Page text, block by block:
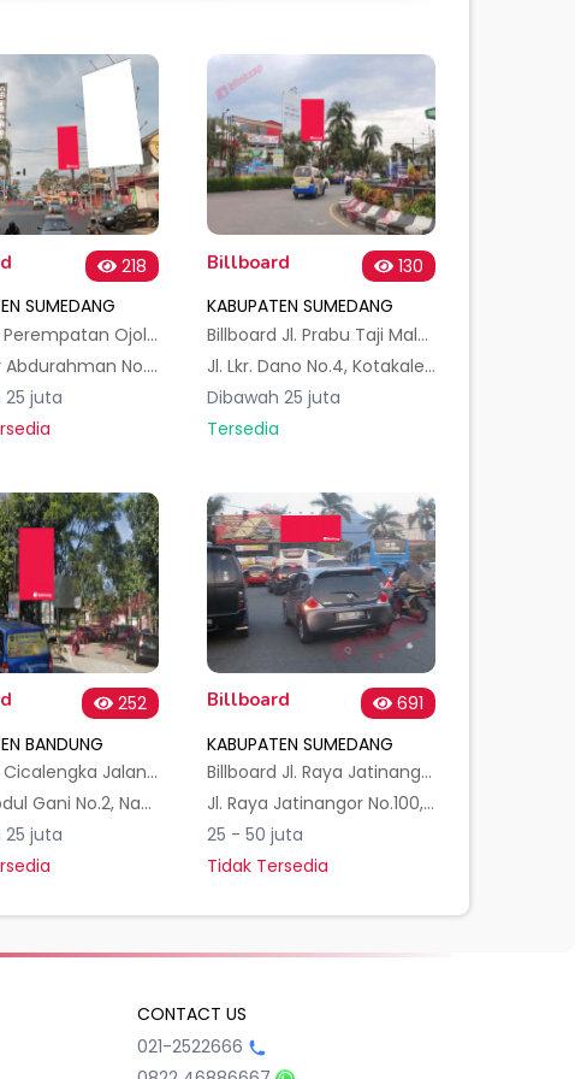
218
SUMEDANG
Billboard Perempatan Ojolali Sumedang
Jl. Mayor Abdurahman No.147, Kotakaler, Kec. Sumedang Utara, Kabupaten Sumedang, Jawa Barat 45621, Indonesia
25 juta
Billboard
130
KABUPATEN SUMEDANG
Billboard Jl. Prabu Taji Malela, Kec. Sumedang Utara, Kabupaten Sumedang 1mk
Jl. Lkr. Dano No.4, Kotakaler, Kec. Sumedang Utara, Kabupaten Sumedang, Jawa Barat 45621, Indonesia
Dibawah 25 juta
Tersedia
252
BANDUNG
Billboard Cicalengka Jalan Nasional
Gg. H. Abdul Gani No.2, Nagrog, Kec. Cicalengka, Kabupaten Bandung, Jawa Barat 40395, Indonesia
25 juta
Billboard
691
KABUPATEN SUMEDANG
Billboard Jl. Raya Jatinangor UNPAD - Bandung
Jl. Raya Jatinangor No.100, Hegarmanah, Kec. Jatinangor, Kabupaten Sumedang, Jawa Barat 45363, Indonesia
25 - 50 juta
Tidak Tersedia
CONTACT US
021-2522666